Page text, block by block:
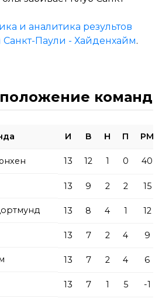
и аналитика результов
Паули - Хайденхайм.
команд
И В Н П РМ
13 12 1 0 40
13 9 2 2 15
13 8 4 1 12
13 7 2 4 9
13 7 2 4 6
13 7 1 5 -1